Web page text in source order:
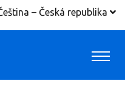
– Česká republika